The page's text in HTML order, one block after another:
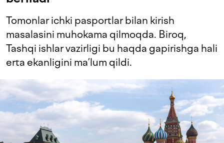
Tomonlar ichki pasportlar bilan kirish
masalasini muhokama qilmoqda. Biroq,
Tashqi ishlar vazirligi bu haqda gapirishga hali
erta ekanligini ma’lum qildi.